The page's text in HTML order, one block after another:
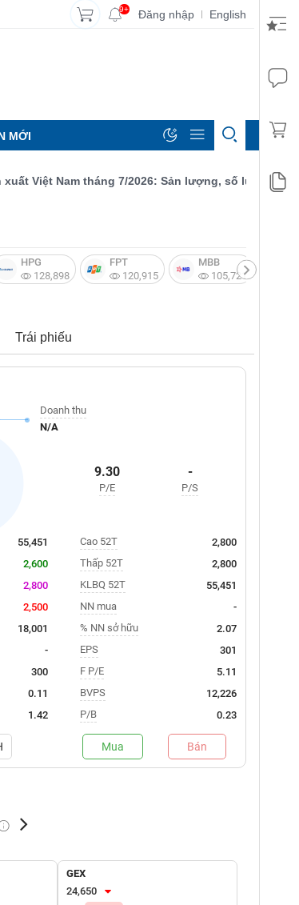
9+ Đăng nhập | English
MỚI
Việt Nam tháng 7/2026: Sản lượng, số lượng đơn
HPG
128,898
FPT
120,915
MBB
105,721
Trái phiếu
Doanh thu
N/A
9.30
P/E
-
P/S
55,451
2,600
2,800
2,500
18,001
-
300
0.11
1.42
Cao 52T
2,800
Thấp 52T
2,800
KLBQ 52T
55,451
NN mua
-
% NN sở hữu
2.07
EPS
301
F P/E
5.11
BVPS
12,226
P/B
0.23
Mua Bán
Tự doanh mua
GEX
24,650